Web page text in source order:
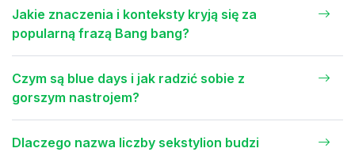
Jakie znaczenia i konteksty kryją się za
popularną frazą Bang bang?
Czym są blue days i jak radzić sobie z
gorszym nastrojem?
Dlaczego nazwa liczby sekstylion budzi